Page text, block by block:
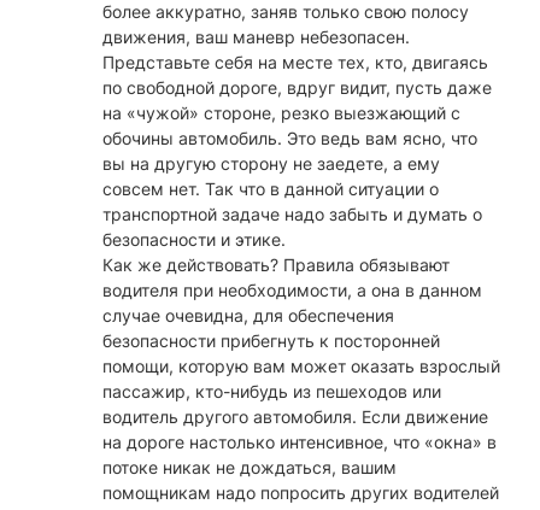
более аккуратно, заняв только свою полосу
движения, ваш маневр небезопасен.
Представьте себя на месте тех, кто, двигаясь
по свободной дороге, вдруг видит, пусть даже
на «чужой» стороне, резко выезжающий с
обочины автомобиль. Это ведь вам ясно, что
вы на другую сторону не заедете, а ему
совсем нет. Так что в данной ситуации о
транспортной задаче надо забыть и думать о
безопасности и этике.
Как же действовать? Правила обязывают
водителя при необходимости, а она в данном
случае очевидна, для обеспечения
безопасности прибегнуть к посторонней
помощи, которую вам может оказать взрослый
пассажир, кто-нибудь из пешеходов или
водитель другого автомобиля. Если движение
на дороге настолько интенсивное, что «окна» в
потоке никак не дождаться, вашим
помощникам надо попросить других водителей